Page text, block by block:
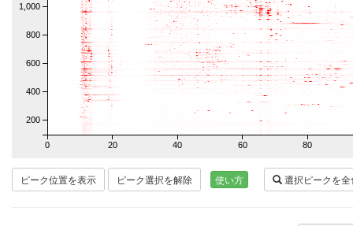
0 20 40 60 80
200
400
600
800
1,000
ピーク位置を表示 ピーク選択を解除 使い方 選択ピークを